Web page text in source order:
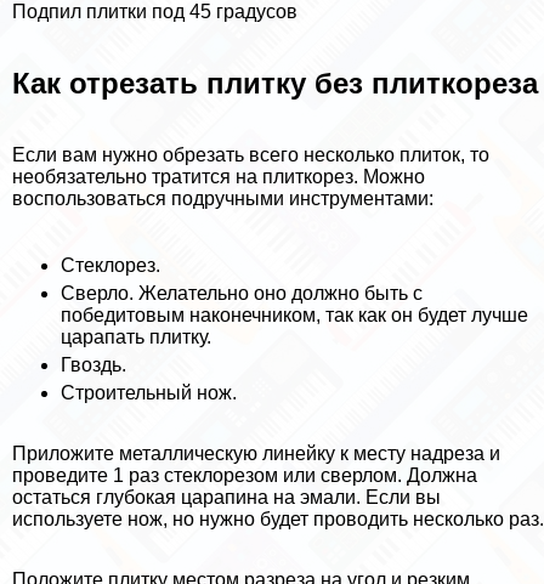
Подпил плитки под 45 градусов
Как отрезать плитку без плиткореза
Если вам нужно обрезать всего несколько плиток, то
необязательно тратится на плиткорез. Можно
воспользоваться подручными инструментами:
Стеклорез.
Сверло. Желательно оно должно быть с
победитовым наконечником, так как он будет лучше
царапать плитку.
Гвоздь.
Строительный нож.
Приложите металлическую линейку к месту надреза и
проведите 1 раз стеклорезом или сверлом. Должна
остаться глубокая царапина на эмали. Если вы
используете нож, но нужно будет проводить несколько раз.
Положите плитку местом разреза на угол и резким